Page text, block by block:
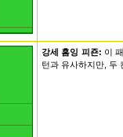
강세 홈잉 피죤: 이
턴과 유사하지만, 두